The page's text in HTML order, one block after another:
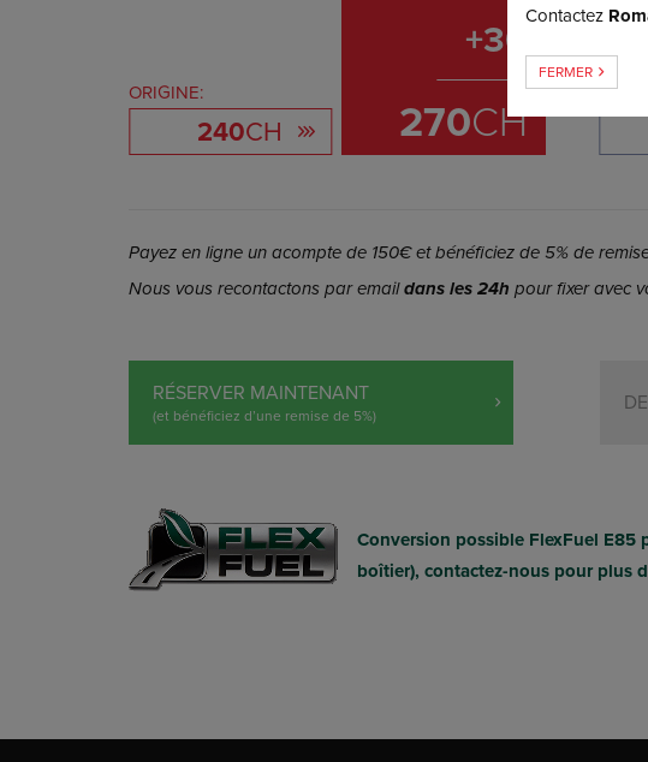
ORIGINE:
240CH
+30
270CH
Payez en ligne un acompte de 150€ et bénéficiez de 5% de
Nous vous recontactons par emaildans les 24h pour fixer avec
RÉSERVER MAINTENANT
(et bénéficiez d’une remise de 5%)
Conversion possible FlexFuel E85
boîtier), contactez-nous pour plus
Contactez
FERMER